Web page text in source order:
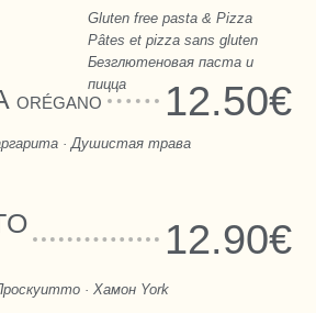
Gluten free pasta & Pizza
Pâtes et pizza sans gluten
Безглютеновая паста и
пицца
ORÉGANO 12.50€
· Душистая трава
12.90€
· Хамон York